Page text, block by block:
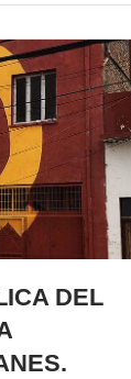
DEL